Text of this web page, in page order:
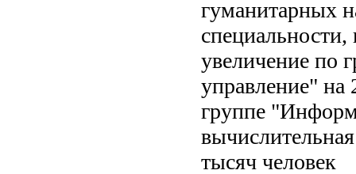
гуманитарных
специальности,
увеличение по
управление" на
группе
тысяч человек